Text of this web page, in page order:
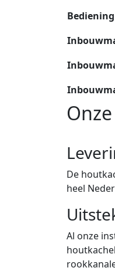
Bediening
De
heel
Al onze